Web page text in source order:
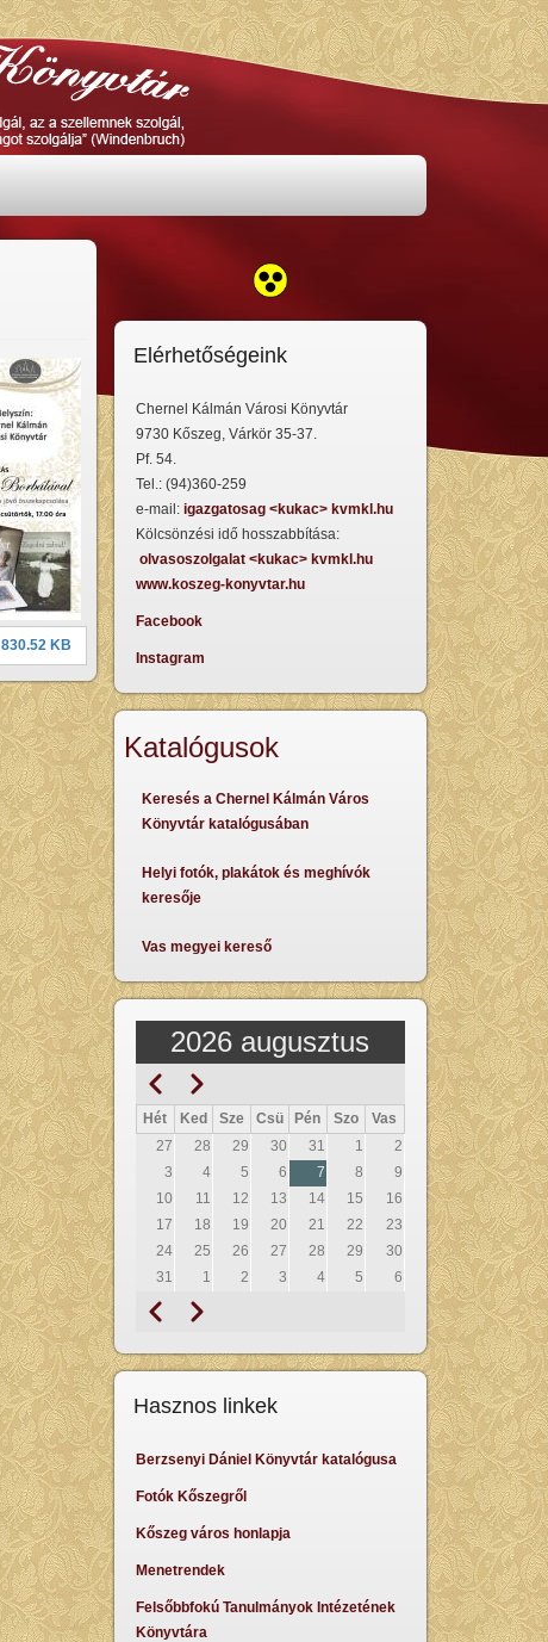
830.52 KB
Elérhetőségeink
Chernel Kálmán Városi Könyvtár
9730 Kőszeg, Várkör 35-37.
Pf. 54.
Tel.: (94)360-259
e-mail: igazgatosag <kukac> kvmkl.hu
Kölcsönzési idő hosszabbítása:
olvasoszolgalat <kukac> kvmkl.hu
www.koszeg-konyvtar.hu
Facebook
Instagram
Katalógusok
Keresés a Chernel Kálmán Város
Könyvtár katalógusában
Helyi fotók, plakátok és meghívók
keresője
Vas megyei kereső
2026 augusztus
Oldalszámozás
Előző Következő
Hét Ked Sze Csü Pén Szo
Vas
27
28 29 30 31 1
2
3
4 5 6 7 8
9
10
11 12 13 14 15
16
17
18 19 20 21 22
23
24
25 26 27 28 29
30
31
1 2 3 4 5 6
Oldalszámozás
Előző Következő
Hasznos linkek
Berzsenyi Dániel Könyvtár katalógusa
Fotók Kőszegről
Kőszeg város honlapja
Menetrendek
Felsőbbfokú Tanulmányok Intézetének
Könyvtára